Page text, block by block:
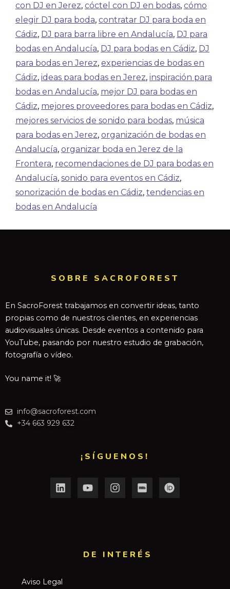
con DJ en Jerez, cóctel con DJ en bodas, cómo
elegir DJ para boda, contratar DJ para boda en
Cádiz, DJ para barra libre en Andalucía, DJ para
bodas en Andalucía, DJ para bodas en Cádiz, DJ
para bodas en Jerez, experiencias de bodas en
Cádiz, ideas para bodas en Jerez, inspiración para
bodas en Andalucía, mejor DJ para bodas en
Cádiz, mejores proveedores para bodas en Cádiz,
mejores servicios de sonido para bodas, música
para bodas en Jerez, organización de bodas en
Andalucía, organizar boda en Jerez de la
Frontera, recomendaciones de DJ para bodas en
Andalucía, sonido para eventos en Cádiz,
sonorización de bodas en Cádiz, tendencias en
bodas en Andalucía
SOBRE SACROFOREST
En SacroForest trabajamos en convertir ideas, tanto
propias como de nuestros clientes, en experiencias
audiovisuales únicas. Desde eventos a contenido para
YouTube, pasando por nuestro estudio de grabación,
fotografía o vídeo.
You name it! 🚀
info@sacroforest.com
+34 663 929 632
¡SÍGUENOS!
DE INTERÉS​
Aviso Legal